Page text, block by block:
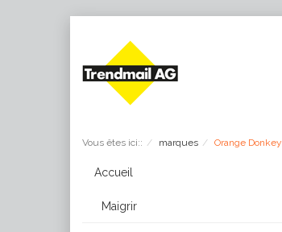
Vous êtes ici:: marques Orange Donkey
Accueil
Maigrir